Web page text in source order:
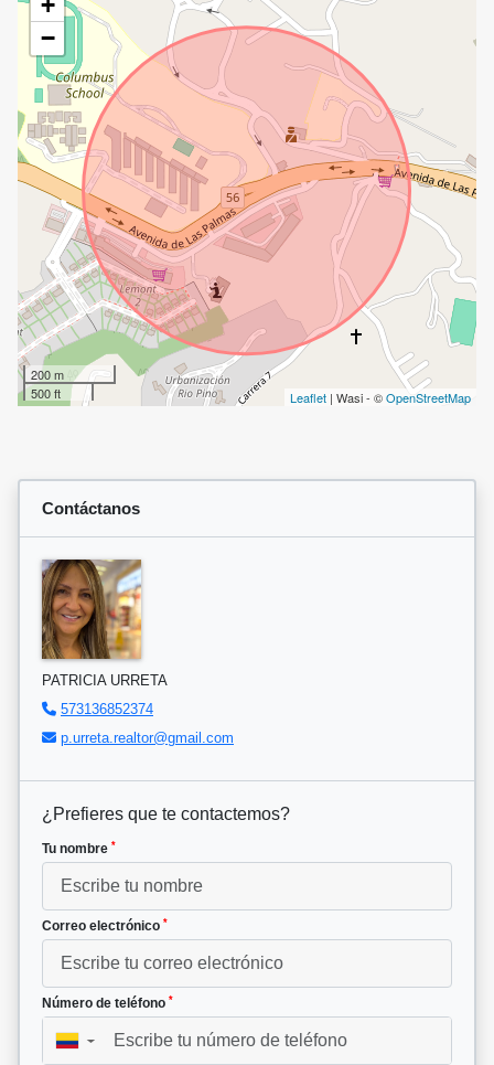
−
200 m
500 ft
Leaflet | Wasi - ©OpenStreetMap
Contáctanos
PATRICIA URRETA
573136852374
p.urreta.realtor@gmail.com
¿Prefieres que te contactemos?
Tu nombre *
Correo electrónico *
Número de teléfono *
▼